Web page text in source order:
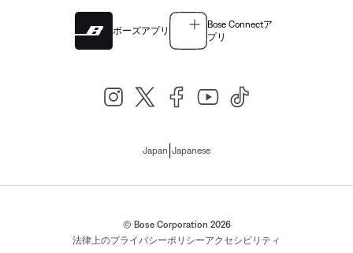
ボーズアプリ
Bose Connectア
プリ
Japan Japanese
© Bose Corporation 2026
法律上のプライバシーポリシーアクセシビリティ